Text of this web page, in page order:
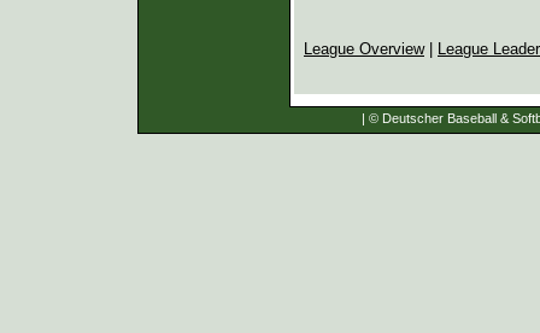
League Overview| League
| © Deutscher Baseball &